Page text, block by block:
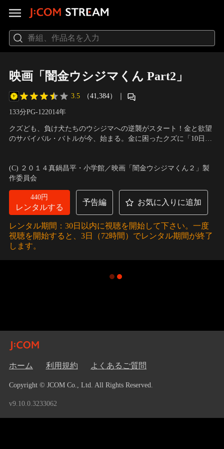
映画「闇金ウシジマくん Part2」
3.5 （41,384） ｜
133分PG-122014年
クズども、負け犬たちのウシジマへの逆襲がスタート！金と欲望
のサバイバル・バトルが今、始まる。金に困ったクズに「10日で
イナンス」。社長の“ウシジマ”こと丑嶋馨（山田孝之）は、債務
者を徹底的に追い込むことで知られていた。
(C) ２０１４真鍋昌平・小学館／映画「闇金ウシジマくん２」製
作委員会
440円
レンタルする
予告編 お気に入りに追加
レンタル期間：30日以内に視聴を開始して下さい。一度
視聴を開始すると、3日（72時間）でレンタル期間が終了
します。
ホーム 利用規約 よくあるご質問
Copyright © JCOM Co., Ltd. All Rights Reserved.
v9.10.0.3233062